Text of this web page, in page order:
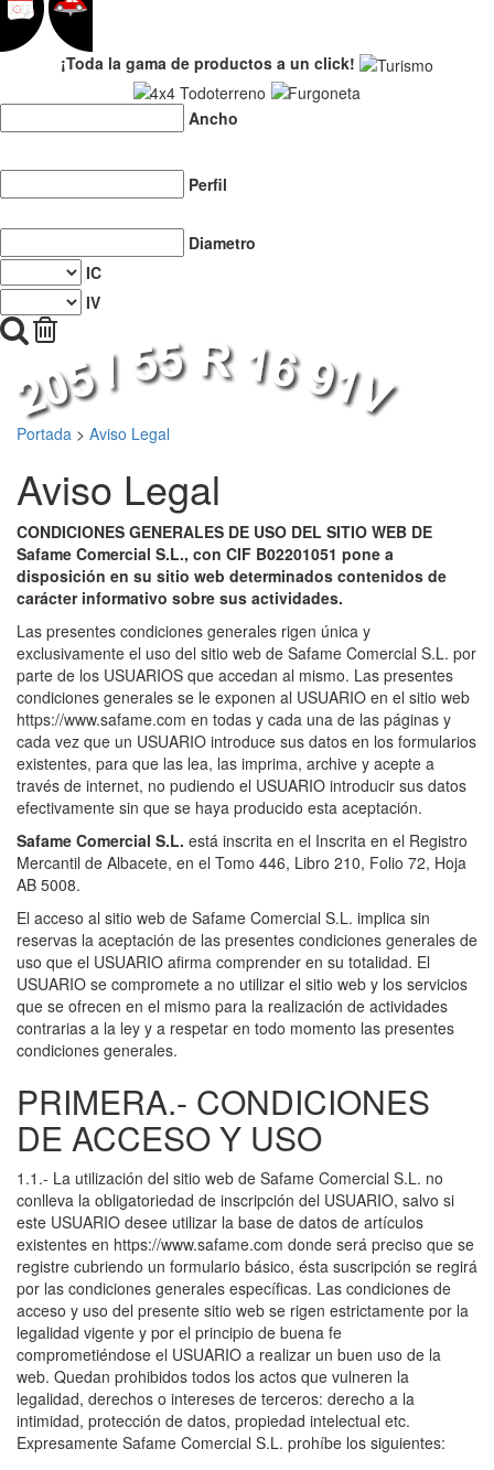
¡Toda la gama de productos a un click!
Ancho
Perfil
Diametro
IC
IV
Portada > Aviso Legal
Aviso Legal
CONDICIONES GENERALES DE USO DEL SITIO WEB DE
Safame Comercial S.L., con CIF B02201051 pone a
disposición en su sitio web determinados contenidos de
carácter informativo sobre sus actividades.
Las presentes condiciones generales rigen única y
exclusivamente el uso del sitio web de Safame Comercial S.L. por
parte de los USUARIOS que accedan al mismo. Las presentes
condiciones generales se le exponen al USUARIO en el sitio web
https://www.safame.com en todas y cada una de las páginas y
cada vez que un USUARIO introduce sus datos en los formularios
existentes, para que las lea, las imprima, archive y acepte a
través de internet, no pudiendo el USUARIO introducir sus datos
efectivamente sin que se haya producido esta aceptación.
Safame Comercial S.L. está inscrita en el Inscrita en el Registro
Mercantil de Albacete, en el Tomo 446, Libro 210, Folio 72, Hoja
AB 5008.
El acceso al sitio web de Safame Comercial S.L. implica sin
reservas la aceptación de las presentes condiciones generales de
uso que el USUARIO afirma comprender en su totalidad. El
USUARIO se compromete a no utilizar el sitio web y los servicios
que se ofrecen en el mismo para la realización de actividades
contrarias a la ley y a respetar en todo momento las presentes
condiciones generales.
PRIMERA.- CONDICIONES
DE ACCESO Y USO
1.1.- La utilización del sitio web de Safame Comercial S.L. no
conlleva la obligatoriedad de inscripción del USUARIO, salvo si
este USUARIO desee utilizar la base de datos de artículos
existentes en https://www.safame.com donde será preciso que se
registre cubriendo un formulario básico, ésta suscripción se regirá
por las condiciones generales específicas. Las condiciones de
acceso y uso del presente sitio web se rigen estrictamente por la
legalidad vigente y por el principio de buena fe
comprometiéndose el USUARIO a realizar un buen uso de la
web. Quedan prohibidos todos los actos que vulneren la
legalidad, derechos o intereses de terceros: derecho a la
intimidad, protección de datos, propiedad intelectual etc.
Expresamente Safame Comercial S.L. prohíbe los siguientes: